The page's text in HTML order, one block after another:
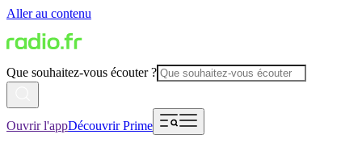
Aller au contenu
Que souhaitez-vous écouter ?
Ouvrir l'appDécouvrir Prime